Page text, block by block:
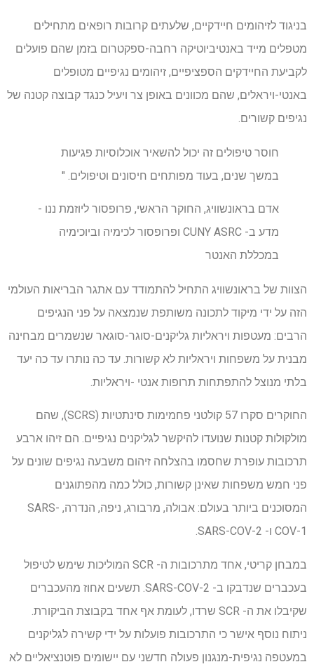
בניגוד לזיהומים חיידקיים, שלעתים קרובות רופאים מתחילים
מטפלים מייד באנטיביוטיקה רחבה-ספקטרום בזמן שהם פועלים
לקביעת החיידקים הספציפיים, זיהומים נגיפיים מטופלים
באנטי-ויראלים, שהם מכוונים באופן צר ויעיל כנגד קבוצה קטנה של
נגיפים קשורים.
חוסר טיפולים זה יכול להשאיר אוכלוסיות פגיעות
במשך שנים, בעוד מפותחים חיסונים וטיפולים. "
אדם בראונשוויג, החוקר הראשי, פרופסור ליוזמת ננו -
מדע ב- CUNY ASRC ופרופסור לכימיה וביוכימיה
במכללת האנטר
הצוות של בראונשוויג התחיל להתמודד עם אתגר הבריאות העולמי
הזה על ידי מיקוד לתכונה משותפת שנמצאה על פני הנגיפים
הרבים: מעטפות ויראליות גליקנים-סוגר-סוגאר שנשמרים מבחינה
מבנית על משפחות ויראליות לא קשורות. עד כה נותרו עד כה יעד
בלתי מנוצל להתפתחות תרופות אנטי -ויראליות.
החוקרים סקרו 57 קולטני פחמימות סינתטיות (SCRS), שהם
מולקולות קטנות שנועדו להיקשר לגליקנים נגיפיים. הם זיהו ארבע
תרכובות עופרת שחסמו בהצלחה זיהום משבעה נגיפים שונים על
פני חמש משפחות שאינן קשורות, כולל כמה מהפתוגנים
המסוכנים ביותר בעולם: אבולה, מרבורג, ניפה, הנדרה, SARS-
COV-1 ו- SARS-COV-2.
במבחן קריטי, אחד מתרכובות ה- SCR המוליכות שימש לטיפול
בעכברים שנדבקו ב- SARS-COV-2. תשעים אחוז מהעכברים
שקיבלו את ה- SCR שרדו, לעומת אף אחד בקבוצת הביקורת.
ניתוח נוסף אישר כי התרכובות פועלות על ידי קשירה לגליקנים
במעטפה נגיפית-מנגנון פעולה חדשני עם יישומים פוטנציאליים לא